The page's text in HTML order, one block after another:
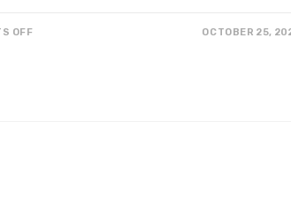
OFFON OCTOBER 25,